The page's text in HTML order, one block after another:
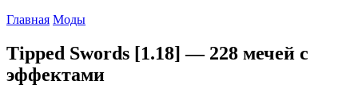
Главная Моды
Tipped Swords [1.18] — 228 мечей с
эффектами